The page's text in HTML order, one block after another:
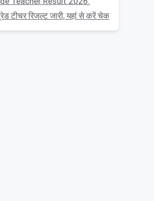
टीचर रिजल्ट जारी, यहां से करें चेक